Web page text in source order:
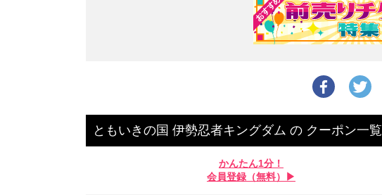
ともいきの国 伊勢忍者キングダム の クーポン一覧
かんたん1分！
会員登録（無料）▶︎